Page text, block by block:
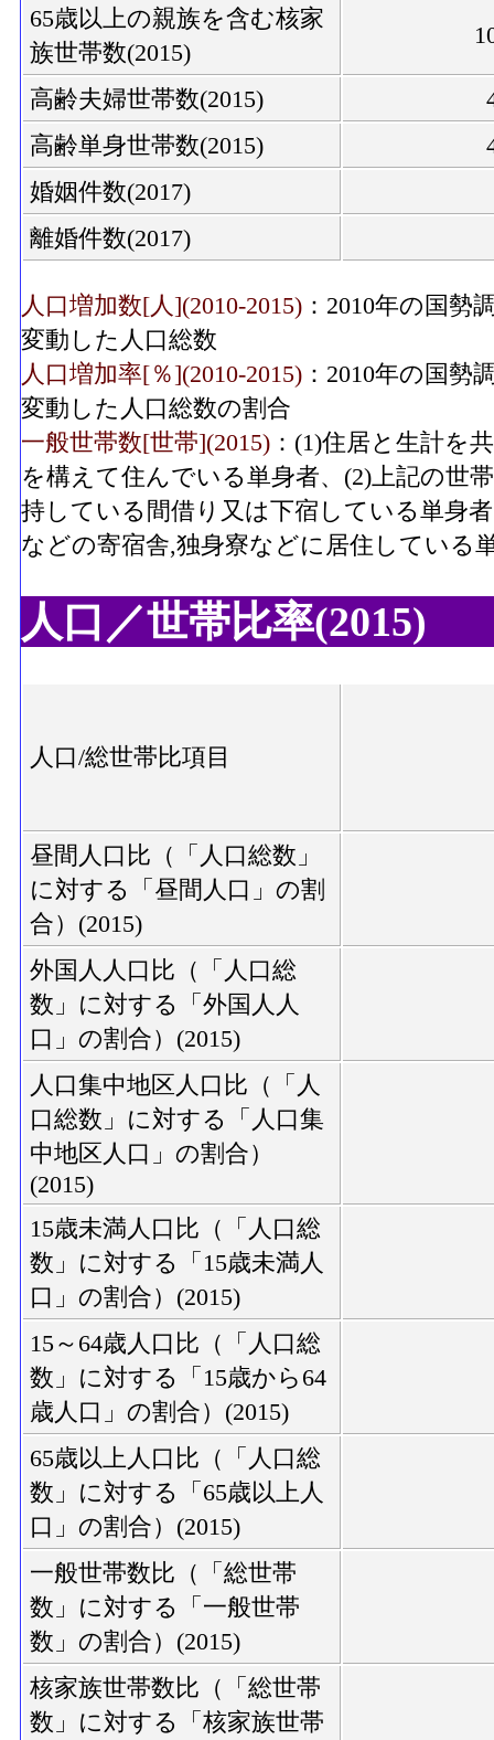
65歳以上の親族を含む核家
族世帯数(2015)
高齢夫婦世帯数(2015)
高齢単身世帯数(2015)
婚姻件数(2017)
離婚件数(2017)
人口増加数[人](2010-2015) ：2010年の国勢
変動した人口総数
人口増加率[％](2010-2015) ：2010年の国勢
変動した人口総数の割合
一般世帯数[世帯](2015) ：(1)住居と生計を
を構えて住んでいる単身者、(2)上記の世
持している間借り又は下宿している単身
などの寄宿舎,独身寮などに居住している
人口／世帯比率(2015)
人口/総世帯比項目
昼間人口比（「人口総数」
に対する「昼間人口」の割
合）(2015)
外国人人口比（「人口総
数」に対する「外国人人
口」の割合）(2015)
人口集中地区人口比（「人
口総数」に対する「人口集
中地区人口」の割合）
(2015)
15歳未満人口比（「人口総
数」に対する「15歳未満人
口」の割合）(2015)
15～64歳人口比（「人口総
数」に対する「15歳から64
歳人口」の割合）(2015)
65歳以上人口比（「人口総
数」に対する「65歳以上人
口」の割合）(2015)
一般世帯数比（「総世帯
数」に対する「一般世帯
数」の割合）(2015)
核家族世帯数比（「総世帯
数」に対する「核家族世帯